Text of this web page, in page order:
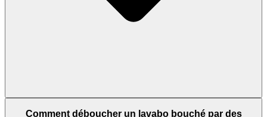
Comment déboucher un lavabo bouché par des